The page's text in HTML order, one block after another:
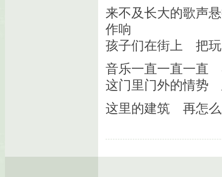
来不及长大的歌
作响
孩子们在街上 把
音乐一直一直一
这门里门外的情势
这里的建筑 再怎